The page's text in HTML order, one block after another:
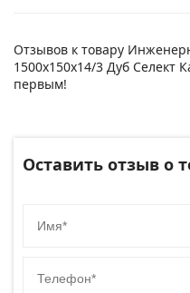
Отзывов к товару
1500х150х14/3 Дуб Селект
первым!
Оставить отзыв о